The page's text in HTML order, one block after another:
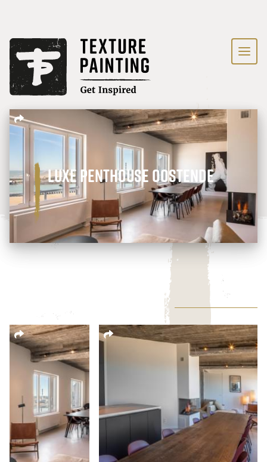
Luxe penthouse Oostende